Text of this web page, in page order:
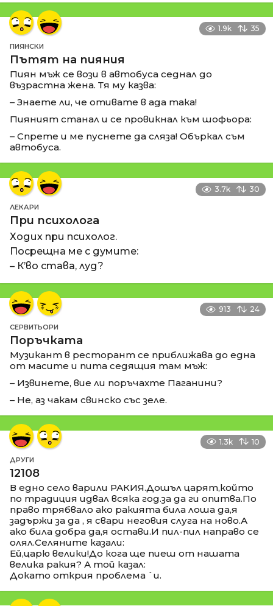
1.9k 35
ПИЯНСКИ
Пътят на пияния
Пиян мъж се вози в автобуса седнал до
възрастна жена. Тя му казва:
– Знаете ли, че отивате в ада така!
Пияният станал и се провикнал към шофьора:
– Спрете и ме пуснете да сляза! Объркал съм
автобуса.
3.7k 30
ЛЕКАРИ
При психолога
Ходих при психолог.
Посрещна ме с думите:
– К’во става, луд?
913 24
СЕРВИТЬОРИ
Поръчката
Музикант в ресторант се приближава до една
от масите и пита седящия там мъж:
– Извинете, вие ли поръчахте Паганини?
– Не, аз чакам свинско със зеле.
1.3k 10
ДРУГИ
12108
В едно село варили РАКИЯ.Дошъл царят,който
по традиция идвал всяка год.за да ги опитва.По
право трябвало ако ракията била лоша да,я
задържи за да , я свари неговия слуга на ново.А
ако била добра да,я остави.И пил-пил направо се
олял.Селяните казали:
Ей,царю велики!До кога ще пиеш от нашата
велика ракия? А той казал:
Докато открия проблема `и.